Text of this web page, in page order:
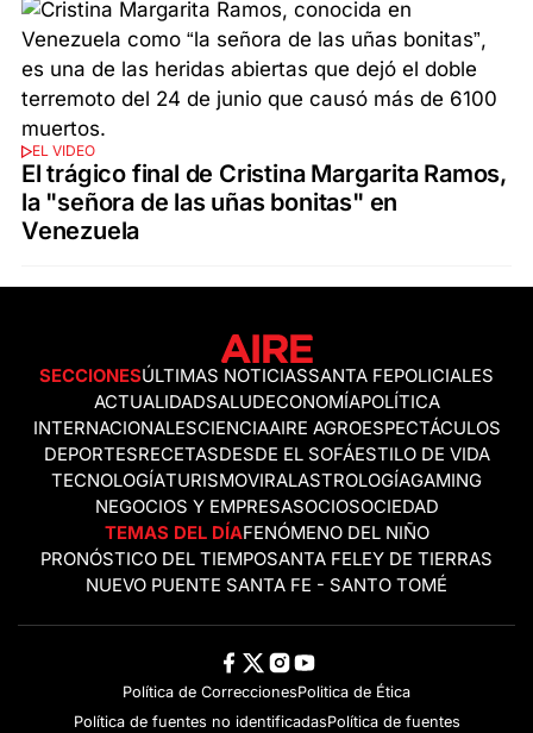
EL VIDEO
El trágico final de Cristina Margarita Ramos,
la "señora de las uñas bonitas" en
Venezuela
SECCIONESÚLTIMAS NOTICIASSANTA FEPOLICIALES
ACTUALIDADSALUDECONOMÍAPOLÍTICA
INTERNACIONALESCIENCIAAIRE AGROESPECTÁCULOS
DEPORTESRECETASDESDE EL SOFÁESTILO DE VIDA
TECNOLOGÍATURISMOVIRALASTROLOGÍAGAMING
NEGOCIOS Y EMPRESASOCIOSOCIEDAD
TEMAS DEL DÍAFENÓMENO DEL NIÑO
PRONÓSTICO DEL TIEMPOSANTA FELEY DE TIERRAS
NUEVO PUENTE SANTA FE - SANTO TOMÉ
Política de CorreccionesPolitica de Ética
Política de fuentes no identificadasPolítica de fuentes